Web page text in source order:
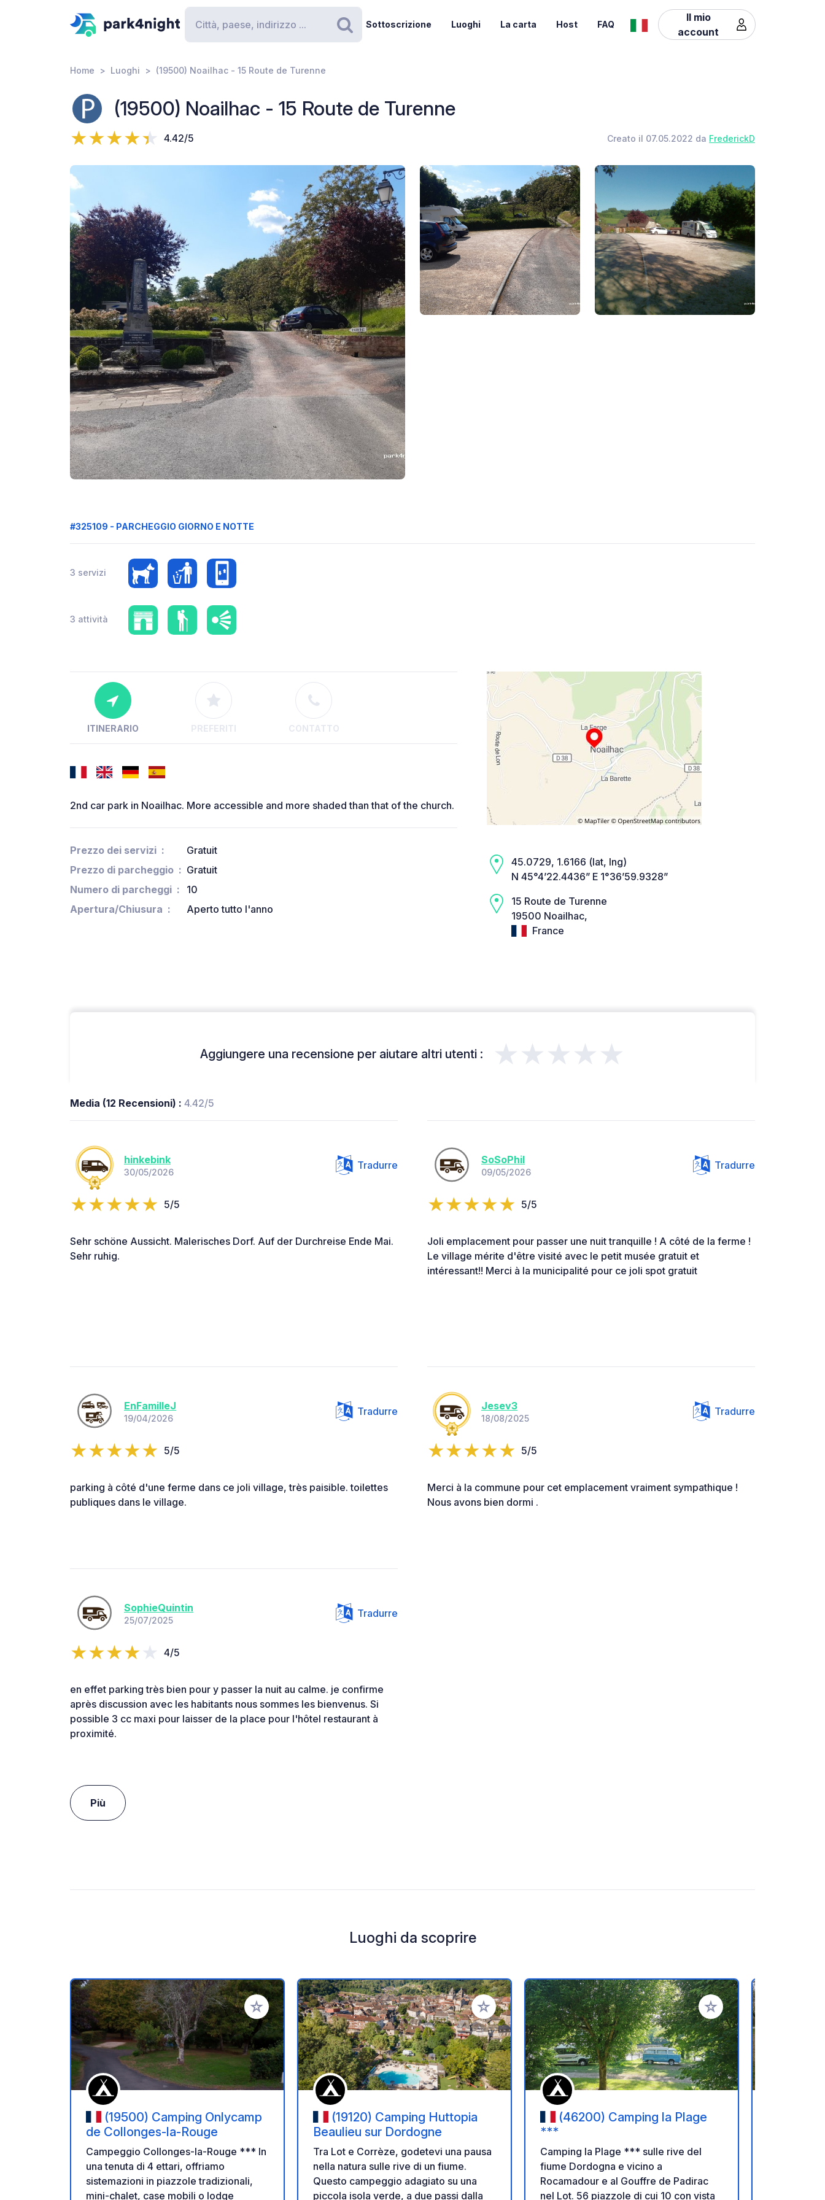
Ricerca
Sottoscrizione Luoghi La carta Host FAQ
Il mio
account
Home Luoghi (19500) Noailhac - 15 Route de Turenne
(19500) Noailhac - 15 Route de Turenne
4.42/5 Creato il 07.05.2022 da FrederickD
#325109 - PARCHEGGIO GIORNO E NOTTE
3 servizi
3 attività
ITINERARIO PREFERITI CONTATTO
2nd car park in Noailhac. More accessible and more shaded than that of the church.
Prezzo dei servizi
Gratuit
Prezzo di parcheggio
Gratuit
Numero di parcheggi
10
Apertura/Chiusura
Aperto tutto l'anno
45.0729, 1.6166 (lat, lng)
N 45°4’22.4436” E 1°36’59.9328”
15 Route de Turenne
19500 Noailhac,
France
Aggiungere una recensione per aiutare altri utenti : ★★★★★
Media (12 Recensioni) : 4.42/5
hinkebink
30/05/2026
Tradurre
5/5
Sehr schöne Aussicht. Malerisches Dorf. Auf der Durchreise Ende Mai.
Sehr ruhig.
SoSoPhil
09/05/2026
Tradurre
5/5
Joli emplacement pour passer une nuit tranquille ! A côté de la ferme !
Le village mérite d'être visité avec le petit musée gratuit et
intéressant!! Merci à la municipalité pour ce joli spot gratuit
EnFamilleJ
19/04/2026
Tradurre
5/5
parking à côté d'une ferme dans ce joli village, très paisible. toilettes
publiques dans le village.
Jesev3
18/08/2025
Tradurre
5/5
Merci à la commune pour cet emplacement vraiment sympathique !
Nous avons bien dormi .
SophieQuintin
25/07/2025
Tradurre
4/5
en effet parking très bien pour y passer la nuit au calme. je confirme
après discussion avec les habitants nous sommes les bienvenus. Si
possible 3 cc maxi pour laisser de la place pour l'hôtel restaurant à
proximité.
Più
Luoghi da scoprire
Aggiungi ai tuoi preferiti
(19500) Camping Onlycamp
de Collonges-la-Rouge
Campeggio Collonges-la-Rouge *** In
una tenuta di 4 ettari, offriamo
sistemazioni in piazzole tradizionali,
mini-chalet, case mobili o lodge
Aggiungi ai tuoi preferiti
(19120) Camping Huttopia
Beaulieu sur Dordogne
Tra Lot e Corrèze, godetevi una pausa
nella natura sulle rive di un fiume.
Questo campeggio adagiato su una
piccola isola verde, a due passi dalla
Aggiungi ai tuoi preferiti
(46200) Camping la Plage
***
Camping la Plage *** sulle rive del
fiume Dordogna e vicino a
Rocamadour e al Gouffre de Padirac
nel Lot. 56 piazzole di cui 10 con vista